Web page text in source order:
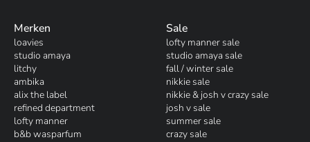
Merken
loavies
studio amaya
litchy
ambika
alix the label
refined department
lofty manner
b&b wasparfum
Sale
lofty manner sale
studio amaya sale
fall / winter sale
nikkie sale
nikkie & josh v crazy sale
josh v sale
summer sale
crazy sale